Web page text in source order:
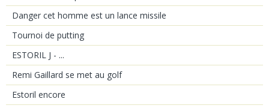
Danger cet homme est un lance missile
Tournoi de putting
ESTORIL J - ...
Remi Gaillard se met au golf
Estoril encore